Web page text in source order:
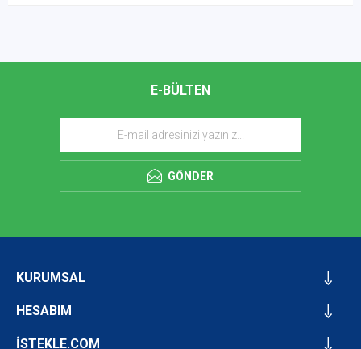
E-BÜLTEN
GÖNDER
KURUMSAL
HESABIM
İSTEKLE.COM